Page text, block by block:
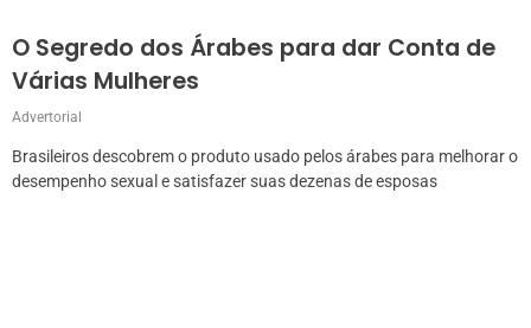
O Segredo dos Árabes para dar Conta de
Várias Mulheres
Advertorial
Brasileiros descobrem o produto usado pelos árabes para melhorar o
desempenho sexual e satisfazer suas dezenas de esposas